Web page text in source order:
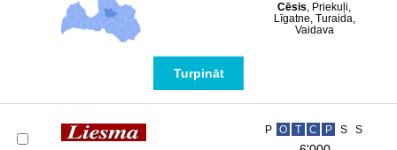
Cēsis, Priekuļi,
Līgatne, Turaida,
Vaidava
Turpināt
P O T C P S S